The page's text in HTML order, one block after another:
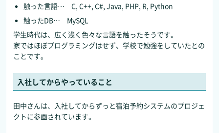
触った言語… C, C++, C#, Java, PHP, R, Python
触ったDB… MySQL
学生時代は、広く浅く色々な言語を触ったそうです。
家ではほぼプログラミングはせず、学校で勉強をしていたとの
ことです。
入社してからやっていること
田中さんは、入社してからずっと宿泊予約システムのプロジェ
クトに参画されています。